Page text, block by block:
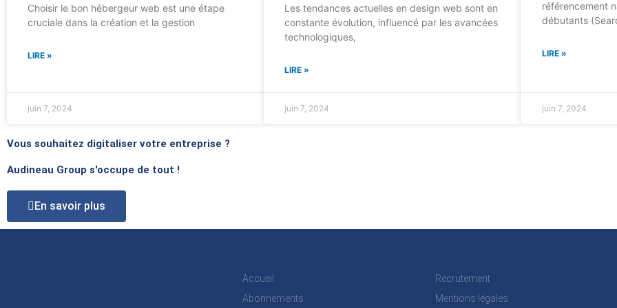
Choisir le bon hébergeur web est une étape
cruciale dans la création et la gestion
LIRE »
juin 7, 2024
Les tendances actuelles en design web sont en
constante évolution, influencé par les avancées
technologiques,
LIRE »
juin 7, 2024
référencement
débutants
LIRE »
juin 7, 2024
Vous souhaitez digitaliser votre entreprise ?
Audineau Group s'occupe de tout !
En savoir plus
Accueil
Abonnements
Recrutement
Mentions légales